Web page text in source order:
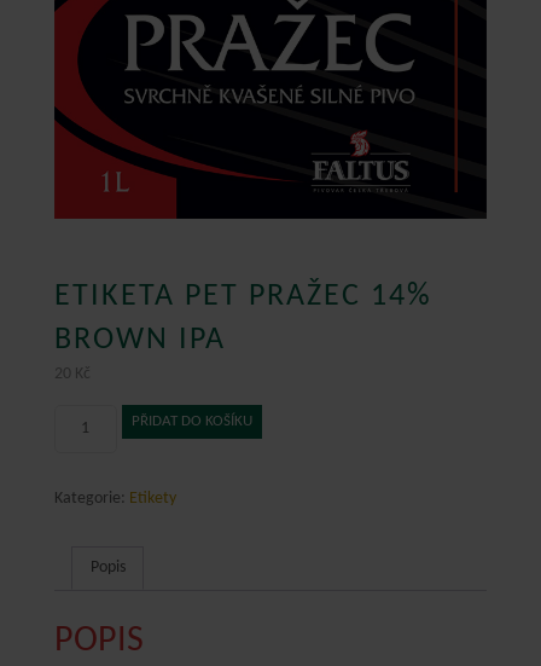
ETIKETA PET PRAŽEC 14%
BROWN IPA
20 Kč
BROWN
množství
PŘIDAT DO KOŠÍKU
Kategorie: Etikety
Popis
POPIS